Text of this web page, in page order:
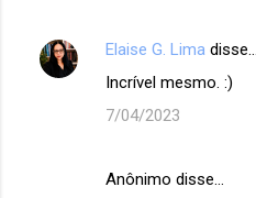
Elaise G. Lima disse…
Incrível mesmo. :)
7/04/2023
Anônimo disse…